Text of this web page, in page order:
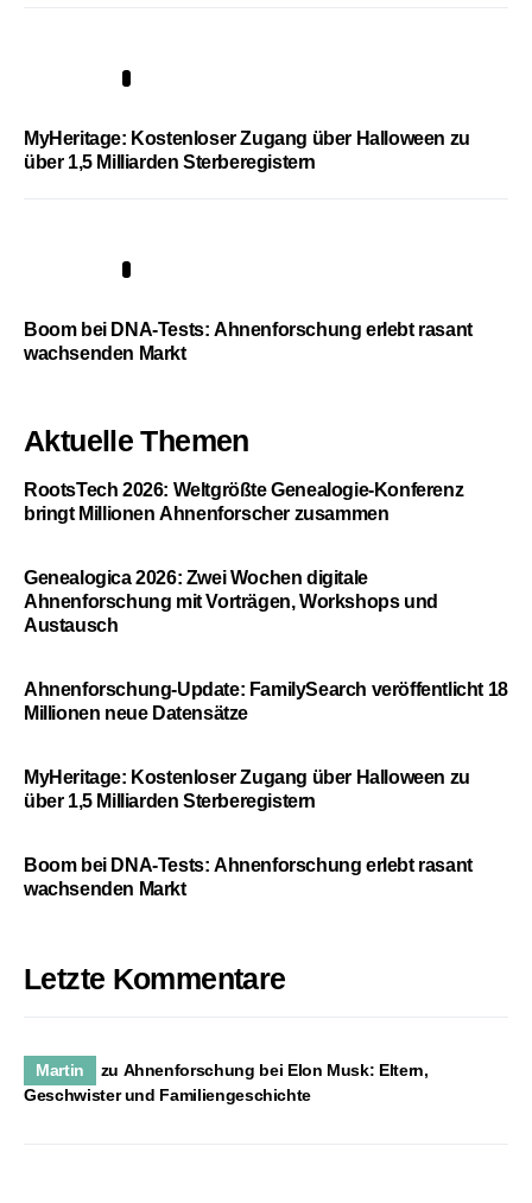
MyHeritage: Kostenloser Zugang über Halloween zu
über 1,5 Milliarden Sterberegistern
Boom bei DNA-Tests: Ahnenforschung erlebt rasant
wachsenden Markt
Aktuelle Themen
RootsTech 2026: Weltgrößte Genealogie-Konferenz
bringt Millionen Ahnenforscher zusammen
Genealogica 2026: Zwei Wochen digitale
Ahnenforschung mit Vorträgen, Workshops und
Austausch
Ahnenforschung-Update: FamilySearch veröffentlicht 18
Millionen neue Datensätze
MyHeritage: Kostenloser Zugang über Halloween zu
über 1,5 Milliarden Sterberegistern
Boom bei DNA-Tests: Ahnenforschung erlebt rasant
wachsenden Markt
Letzte Kommentare
Martin zu Ahnenforschung bei Elon Musk: Eltern,
Geschwister und Familiengeschichte